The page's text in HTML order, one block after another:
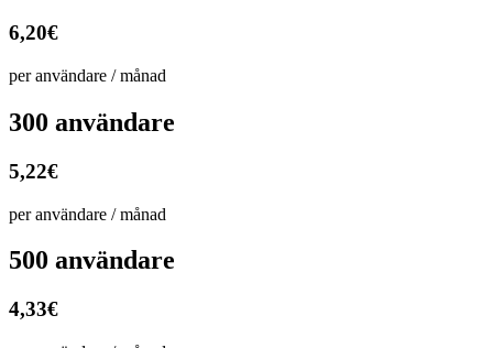
6,20€
per användare / månad
300 användare
5,22€
per användare / månad
500 användare
4,33€